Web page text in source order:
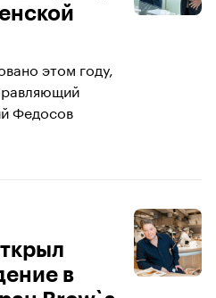
этом году,
Федосов
в